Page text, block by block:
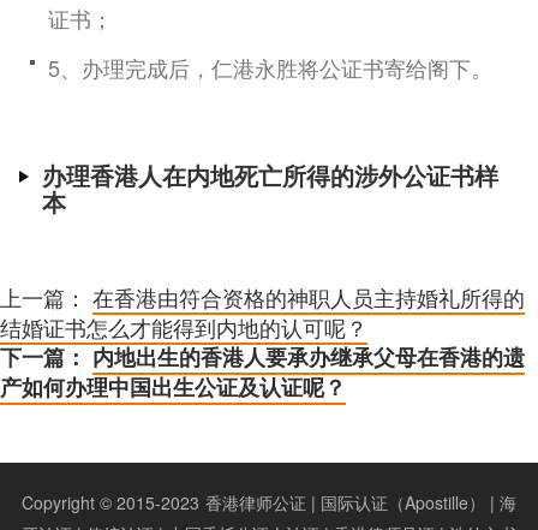
证书；
5、办理完成后，仁港永胜将公证书寄给阁下。
办理香港人在内地死亡所得的涉外公证书样
本
上一篇： 在香港由符合资格的神职人员主持婚礼所得的
结婚证书怎么才能得到内地的认可呢？
下一篇： 内地出生的香港人要承办继承父母在香港的遗
产如何办理中国出生公证及认证呢？
Copyright © 2015-2023 香港律师公证 | 国际认证（Apostille） | 海